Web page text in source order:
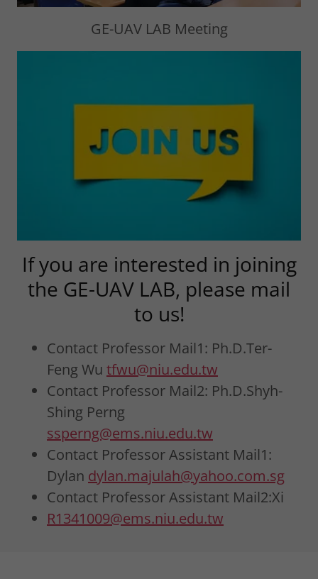
GE-UAV LAB Meeting
If you are interested in joining
the GE-UAV LAB, please mail
to us!
Contact Professor Mail1: Ph.D.Ter-
Feng Wu tfwu@niu.edu.tw
Contact Professor Mail2: Ph.D.Shyh-
Shing Perng
ssperng@ems.niu.edu.tw
Contact Professor Assistant Mail1:
Dylan dylan.majulah@yahoo.com.sg
Contact Professor Assistant Mail2:Xi
R1341009@ems.niu.edu.tw